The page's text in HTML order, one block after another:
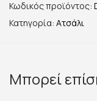
Κωδικός προϊόντος:
Κατηγορία: Ατσάλι
Μπορεί